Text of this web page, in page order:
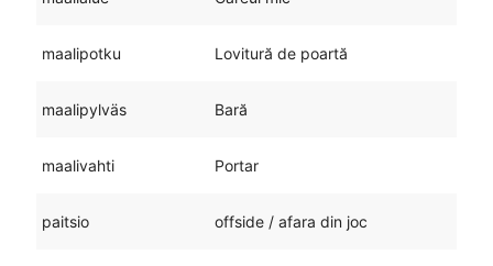
maalipotku Lovitură de poartă
maalipylväs Bară
maalivahti Portar
paitsio offside / afara din joc